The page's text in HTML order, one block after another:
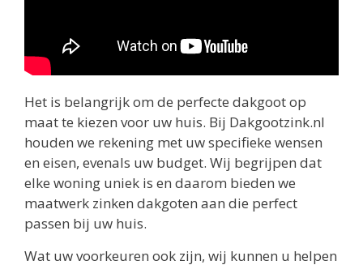
Het is belangrijk om de perfecte dakgoot op
maat te kiezen voor uw huis. Bij Dakgootzink.nl
houden we rekening met uw specifieke wensen
en eisen, evenals uw budget. Wij begrijpen dat
elke woning uniek is en daarom bieden we
maatwerk zinken dakgoten aan die perfect
passen bij uw huis.
Wat uw voorkeuren ook zijn, wij kunnen u helpen